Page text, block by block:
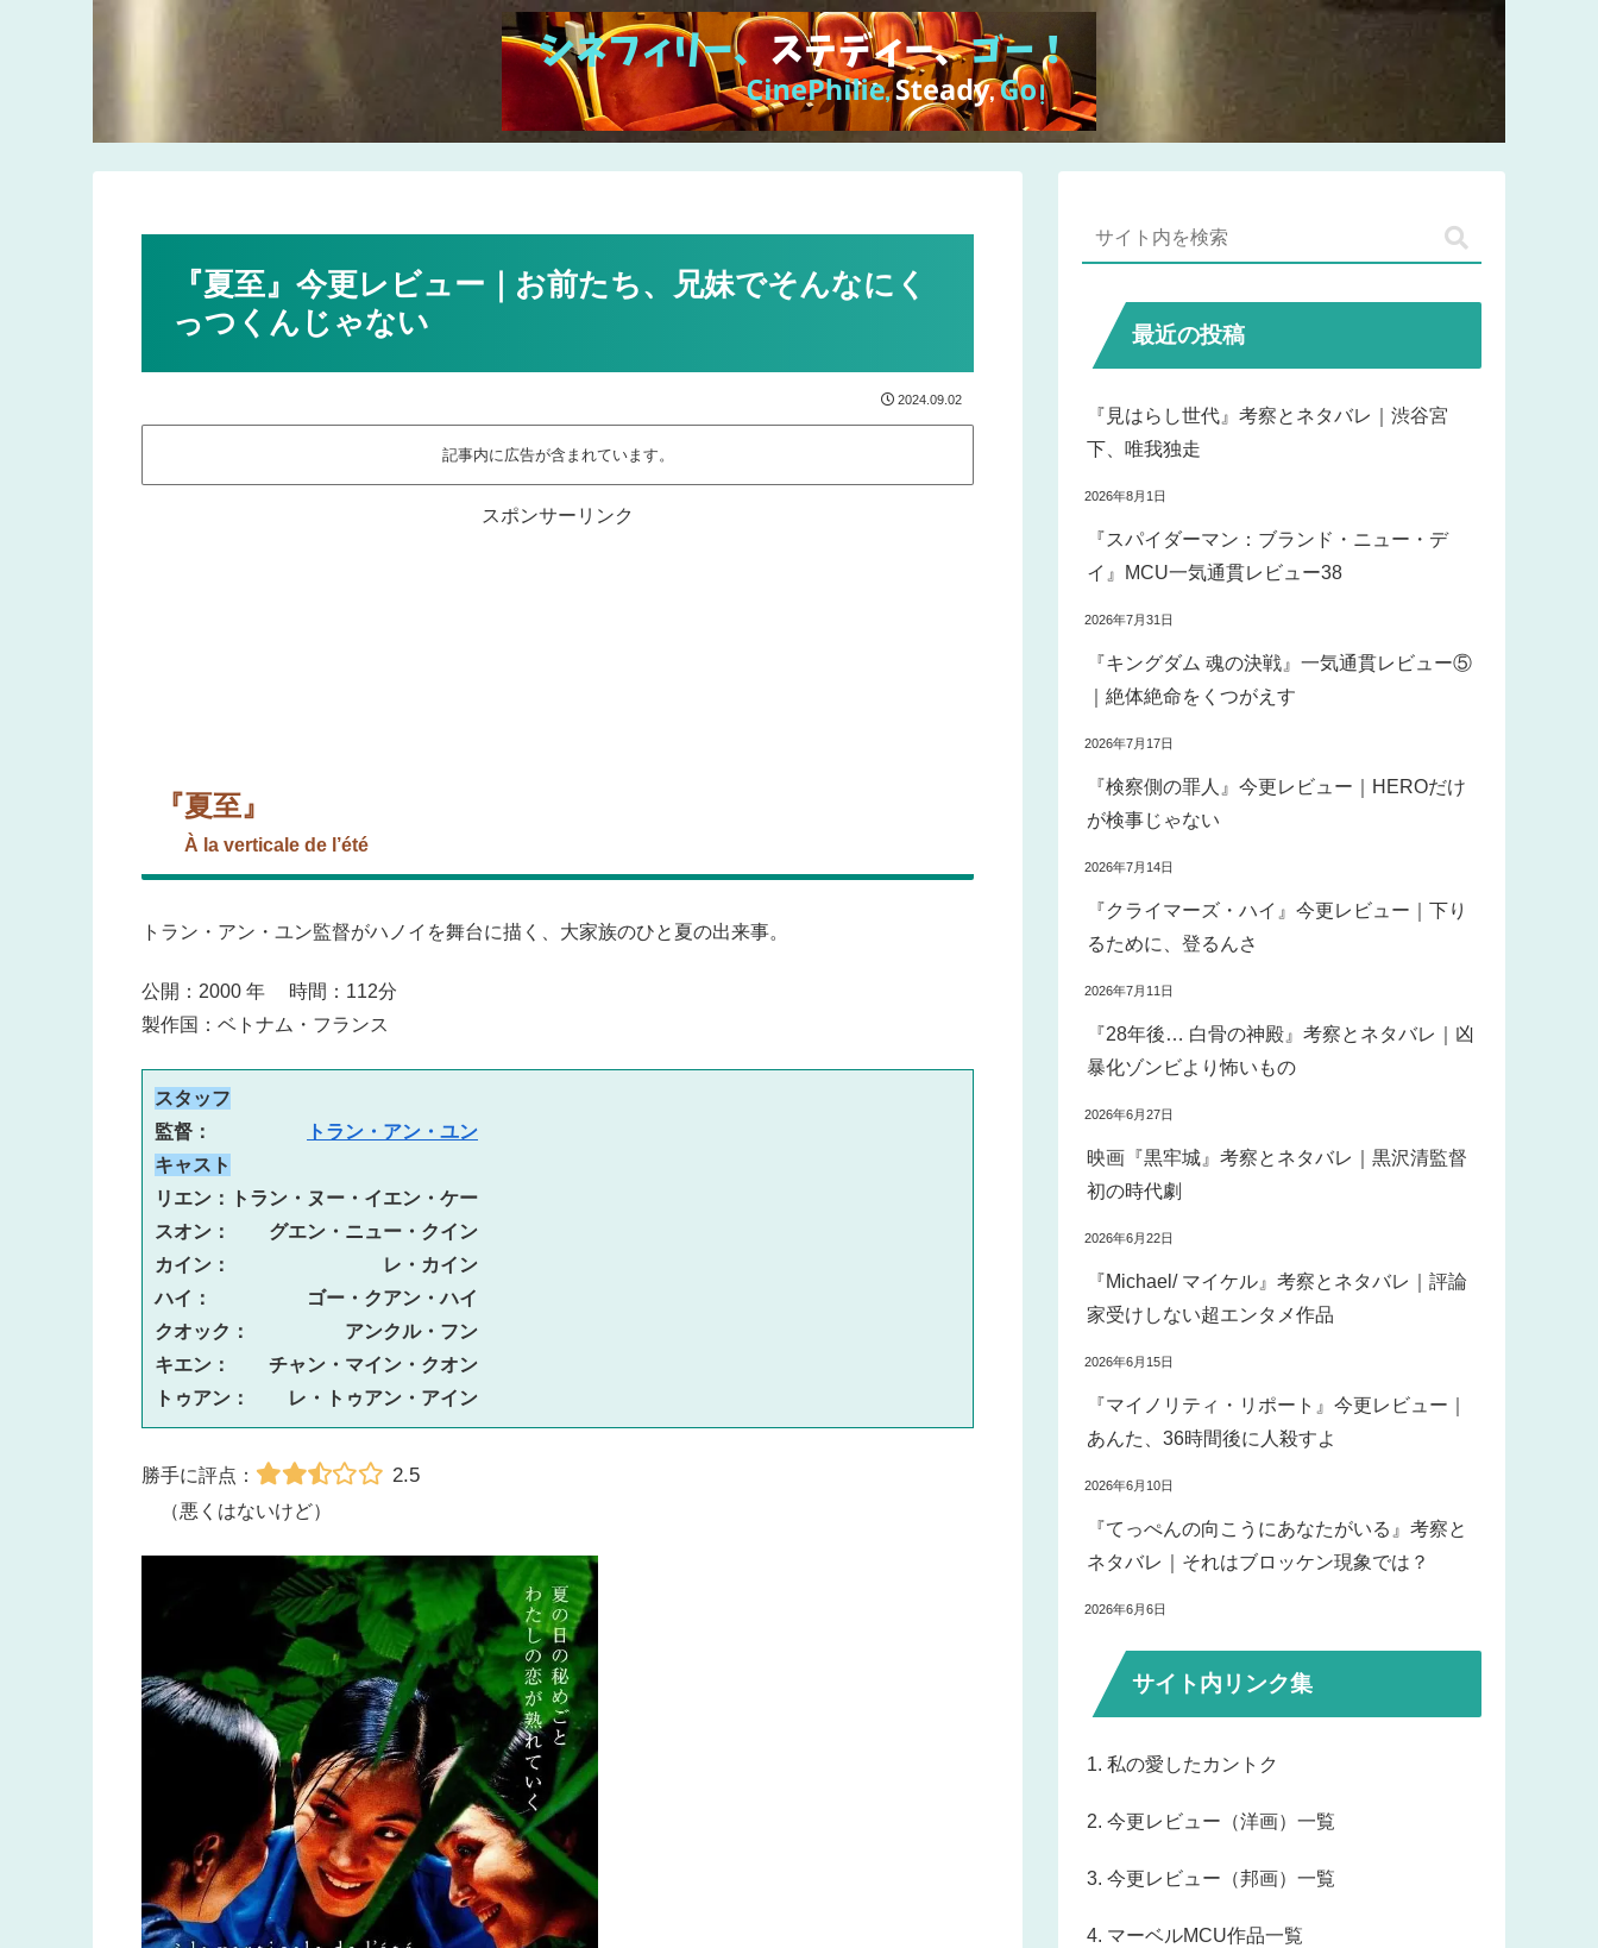
『夏至』今更レビュー｜お前たち、兄妹でそんなにく
っつくんじゃない
2024.09.02
記事内に広告が含まれています。
スポンサーリンク
『夏至』
À la verticale de l’été
トラン・アン・ユン監督がハノイを舞台に描く、大家族のひと夏の出来事。
公開：2000 年 時間：112分
製作国：ベトナム・フランス
スタッフ
監督：
トラン・アン・ユン
キャスト
リエン：トラン・ヌー・イエン・ケー
スオン：　　グエン・ニュー・クイン
カイン：　　　　　　　　レ・カイン
ハイ：　　　　　ゴー・クアン・ハイ
クオック：　　　　　アンクル・フン
キエン：　　チャン・マイン・クオン
トゥアン：　　レ・トゥアン・アイン
勝手に評点： 2.5
（悪くはないけど）
最近の投稿
『見はらし世代』考察とネタバレ｜渋谷宮
下、唯我独走
2026年8月1日
『スパイダーマン：ブランド・ニュー・デ
イ』MCU一気通貫レビュー38
2026年7月31日
『キングダム 魂の決戦』一気通貫レビュー⑤
｜絶体絶命をくつがえす
2026年7月17日
『検察側の罪人』今更レビュー｜HEROだけ
が検事じゃない
2026年7月14日
『クライマーズ・ハイ』今更レビュー｜下り
るために、登るんさ
2026年7月11日
『28年後… 白骨の神殿』考察とネタバレ｜凶
暴化ゾンビより怖いもの
2026年6月27日
映画『黒牢城』考察とネタバレ｜黒沢清監督
初の時代劇
2026年6月22日
『Michael/ マイケル』考察とネタバレ｜評論
家受けしない超エンタメ作品
2026年6月15日
『マイノリティ・リポート』今更レビュー｜
あんた、36時間後に人殺すよ
2026年6月10日
『てっぺんの向こうにあなたがいる』考察と
ネタバレ｜それはブロッケン現象では？
2026年6月6日
サイト内リンク集
1. 私の愛したカントク
2. 今更レビュー（洋画）一覧
3. 今更レビュー（邦画）一覧
4. マーベルMCU作品一覧